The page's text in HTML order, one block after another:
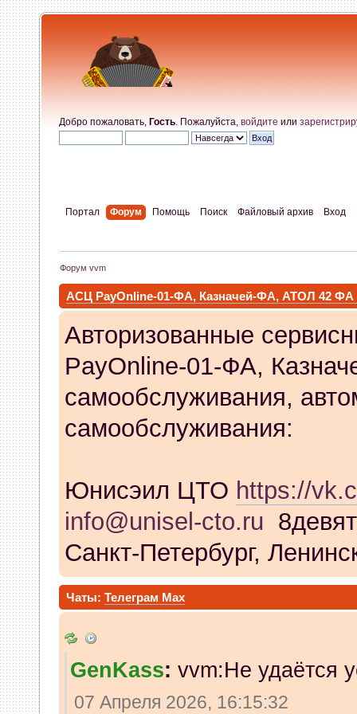
Добро пожаловать, Гость . Пожалуйста, войдите или
Портал Форум Помощь Поиск Файловый архив Вход
Форум vvm
АСЦ PayOnline-01-ФА, Казначей-ФА, АТОЛ 42 ФА
Авторизованные
PayOnline-01-ФА,
самообслуживания,
самообслуживания:
Юнисэил ЦТО https://
info@unisel-cto.ru
Санкт-Петербург,
Чаты:Телеграм Max
GenKass: vvm:Не удаётся
07 Апреля 2026, 16:15:32